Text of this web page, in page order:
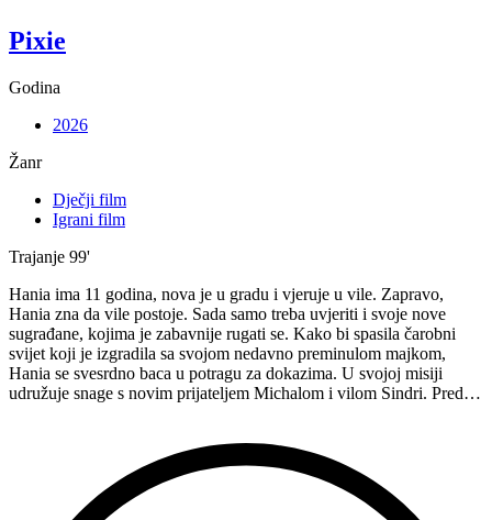
Pixie
Godina
2026
Žanr
Dječji film
Igrani film
Trajanje 99'
Hania ima 11 godina, nova je u gradu i vjeruje u vile. Zapravo,
Hania zna da vile postoje. Sada samo treba uvjeriti i svoje nove
sugrađane, kojima je zabavnije rugati se. Kako bi spasila čarobni
svijet koji je izgradila sa svojom nedavno preminulom majkom,
Hania se svesrdno baca u potragu za dokazima. U svojoj misiji
udružuje snage s novim prijateljem Michalom i vilom Sindri. Pred…